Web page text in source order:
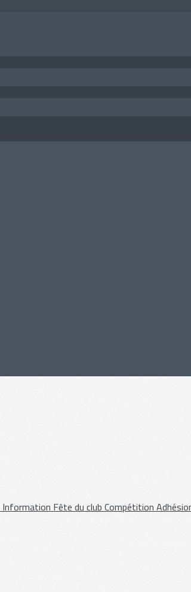
Information Fête du club Compétition